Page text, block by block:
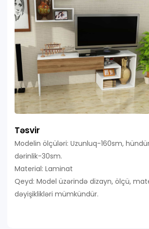
Təsvir
Modelin ölçüləri: Uzunluq-160sm,
dərinlik-30sm.
Material: Laminat
Qeyd: Model üzərində dizayn, ölçü,
dəyişiklikləri mümkündür.